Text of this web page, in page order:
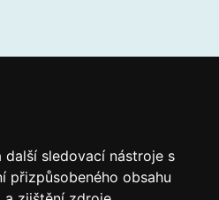
sledovací nástroje s
přizpůsobeného obsahu